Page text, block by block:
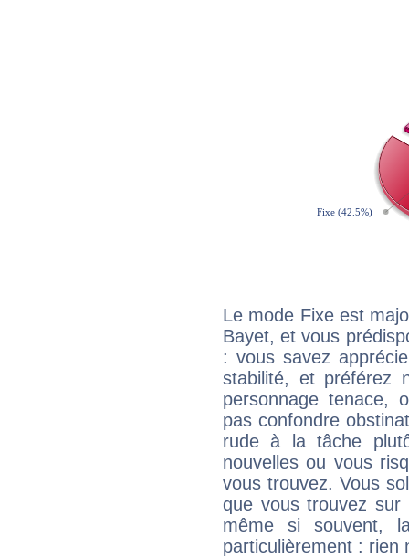
Le mode Fixe est
Bayet, et vous
: vous savez
stabilité, et préférez
personnage tenace,
pas confondre
rude à la tâche
nouvelles ou vous
vous trouvez. Vous
que vous trouvez
même si souvent,
particulièrement : rien